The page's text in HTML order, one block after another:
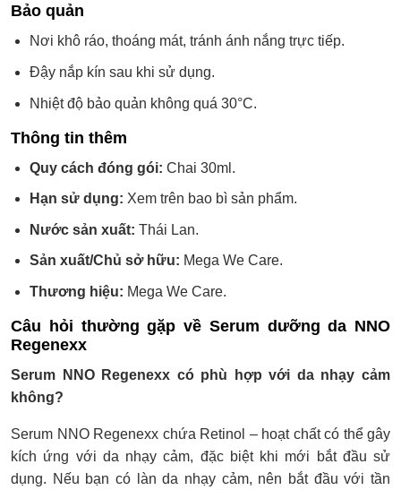
Bảo quản
Nơi khô ráo, thoáng mát, tránh ánh nắng trực tiếp.
Đậy nắp kín sau khi sử dụng.
Nhiệt độ bảo quản không quá 30°C.
Thông tin thêm
Quy cách đóng gói: Chai 30ml.
Hạn sử dụng: Xem trên bao bì sản phẩm.
Nước sản xuất: Thái Lan.
Sản xuất/Chủ sở hữu: Mega We Care.
Thương hiệu: Mega We Care.
Câu hỏi thường gặp về Serum dưỡng da NNO
Regenexx
Serum NNO Regenexx có phù hợp với da nhạy cảm
không?
Serum NNO Regenexx chứa Retinol – hoạt chất có thể gây
kích ứng với da nhạy cảm, đặc biệt khi mới bắt đầu sử
dụng. Nếu bạn có làn da nhạy cảm, nên bắt đầu với tần